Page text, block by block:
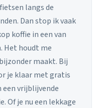
langs de
Dan stop ik vaak
koffie in een van
Het houdt me
maakt. Bij
je klaar met gratis
een vrijblijvende
Of je nu een lekkage